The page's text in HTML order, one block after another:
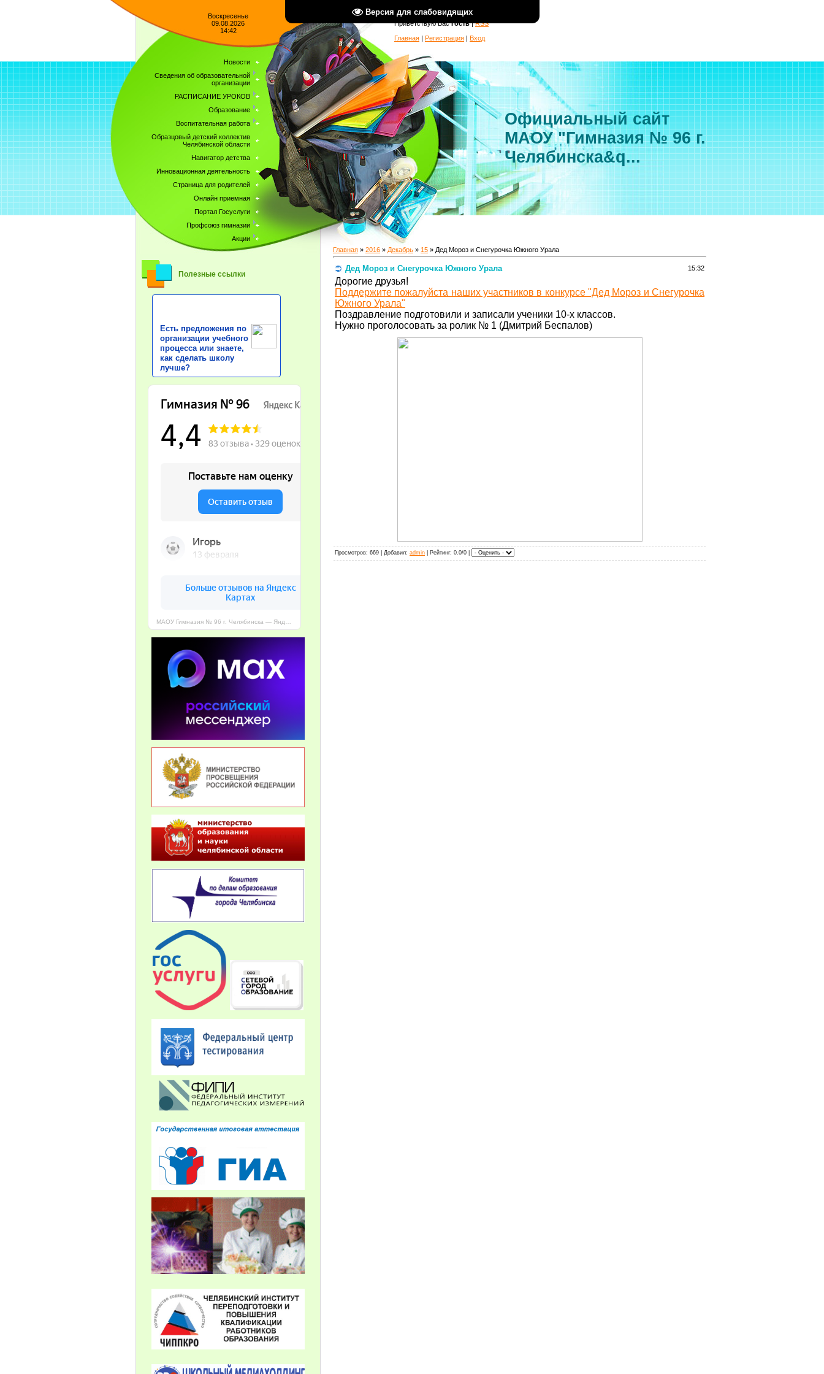
Версия для слабовидящих
Воскресенье
09.08.2026
14:42
Новости
Сведения об образовательной
организации
РАСПИСАНИЕ УРОКОВ
Образование
Воспитательная работа
Образцовый детский коллектив
Челябинской области
Навигатор детства
Инновационная деятельность
Страница для родителей
Онлайн приемная
Портал Госуслуги
Профсоюз гимназии
Акции
Полезные ссылки
Есть предложения по
организации учебного
процесса или знаете,
как сделать школу
лучше?
Приветствую Вас Гость|RSS
Главная | Регистрация | Вход
Официальный сайт
МАОУ "Гимназия № 96 г.
Челябинска&q...
Главная » 2016 » Декабрь » 15 » Дед Мороз и Снегурочка Южного Урала
Дед Мороз и Снегурочка Южного Урала 15:32
Дорогие друзья!
Поддержите пожалуйста наших участников в конкурсе "Дед Мороз и Снегурочка
Южного Урала"
Поздравление подготовили и записали ученики 10-х классов.
Нужно проголосовать за ролик № 1 (Дмитрий Беспалов)
Просмотров: 669 | Добавил: admin Рейтинг: 0.0/0 |